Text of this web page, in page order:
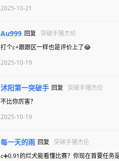
2025-10-21
Au999 回复
突破手猪杰伦
打个c+跟跟区一样也是评价上了😂
2025-10-19
沭阳第一突破手 回复
突破手猪杰伦
不比你厉害？
2025-10-19
每一天的雨 回复
突破手猪杰伦
c➕0.91的烂犬能看懂比赛？你现在首要任务